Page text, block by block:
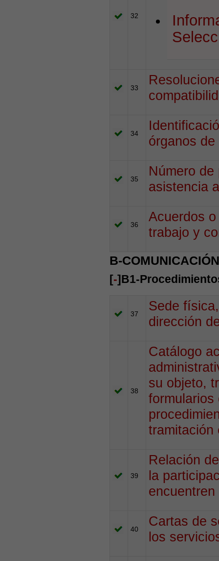
32
33
34
órganos
35
Número
asistencia
36
Acuerdos
trabajo y
B-
[-]B1-
37
Sede
dirección
38
Catálogo
su objeto,
formularios
tramitación
39
Relación
la
40
Cartas de
los